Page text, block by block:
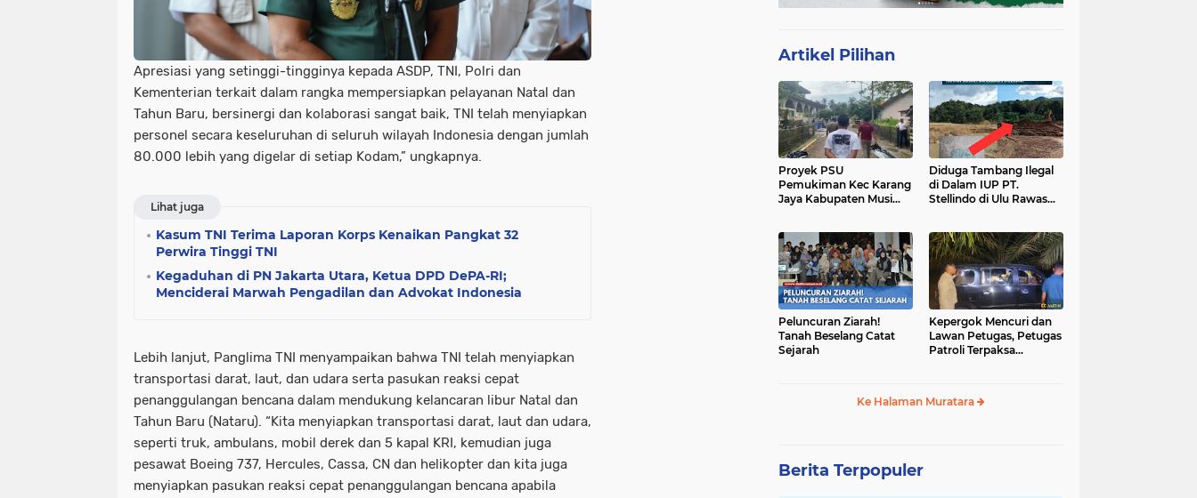
Apresiasi yang setinggi-tingginya kepada ASDP, TNI, Polri dan
Kementerian terkait dalam rangka mempersiapkan pelayanan Natal dan
Tahun Baru, bersinergi dan kolaborasi sangat baik, TNI telah menyiapkan
personel secara keseluruhan di seluruh wilayah Indonesia dengan jumlah
80.000 lebih yang digelar di setiap Kodam,” ungkapnya.
Lihat juga
Kasum TNI Terima Laporan Korps Kenaikan Pangkat 32
Perwira Tinggi TNI
Kegaduhan di PN Jakarta Utara, Ketua DPD DePA-RI;
Menciderai Marwah Pengadilan dan Advokat Indonesia
Lebih lanjut, Panglima TNI menyampaikan bahwa TNI telah menyiapkan
transportasi darat, laut, dan udara serta pasukan reaksi cepat
penanggulangan bencana dalam mendukung kelancaran libur Natal dan
Tahun Baru (Nataru). “Kita menyiapkan transportasi darat, laut dan udara,
seperti truk, ambulans, mobil derek dan 5 kapal KRI, kemudian juga
pesawat Boeing 737, Hercules, Cassa, CN dan helikopter dan kita juga
menyiapkan pasukan reaksi cepat penanggulangan bencana apabila
Artikel Pilihan
Proyek PSU
Pemukiman Kec Karang
Jaya Kabupaten Musi
Diduga Tambang Ilegal
di Dalam IUP PT.
Stellindo di Ulu Rawas
Peluncuran Ziarah!
Tanah Beselang Catat
Sejarah
Kepergok Mencuri dan
Lawan Petugas, Petugas
Patroli Terpaksa
Ke Halaman Muratara
Berita Terpopuler